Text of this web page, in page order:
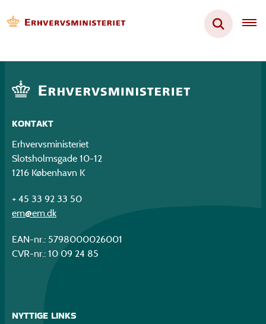
KONTAKT
Erhvervsministeriet
Slotsholmsgade 10-12
1216 København K
+ 45 33 92 33 50
em@em.dk
EAN-nr.: 5798000026001
CVR-nr.: 10 09 24 85
NYTTIGE LINKS